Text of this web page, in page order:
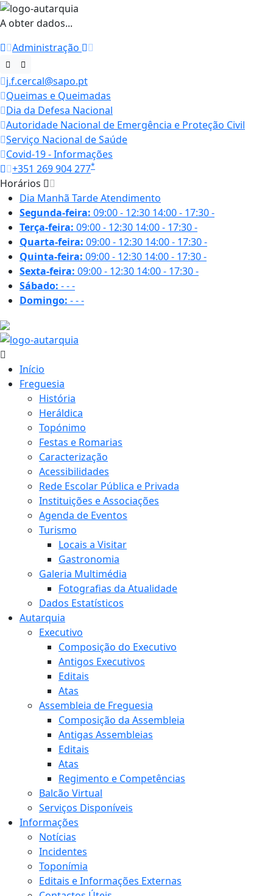
A obter dados...
Administração
j.f.cercal@sapo.pt
Queimas e Queimadas
Dia da Defesa Nacional
Autoridade Nacional de Emergência e Proteção Civil
Serviço Nacional de Saúde
Covid-19 - Informações
+351 269 904 277*
Horários
Dia Manhã TardeAtendimento
Segunda-feira: 09:00 - 12:30 14:00 - 17:30-
Terça-feira: 09:00 - 12:30 14:00 - 17:30-
Quarta-feira: 09:00 - 12:30 14:00 - 17:30-
Quinta-feira: 09:00 - 12:30 14:00 - 17:30-
Sexta-feira: 09:00 - 12:30 14:00 - 17:30-
Sábado: ---
Domingo: ---
Início
Freguesia
História
Heráldica
Topónimo
Festas e Romarias
Caracterização
Acessibilidades
Rede Escolar Pública e Privada
Instituições e Associações
Agenda de Eventos
Turismo
Locais a Visitar
Gastronomia
Galeria Multimédia
Fotografias da Atualidade
Dados Estatísticos
Autarquia
Executivo
Composição do Executivo
Antigos Executivos
Editais
Atas
Assembleia de Freguesia
Composição da Assembleia
Antigas Assembleias
Editais
Atas
Regimento e Competências
Balcão Virtual
Serviços Disponíveis
Informações
Notícias
Incidentes
Toponímia
Editais e Informações Externas